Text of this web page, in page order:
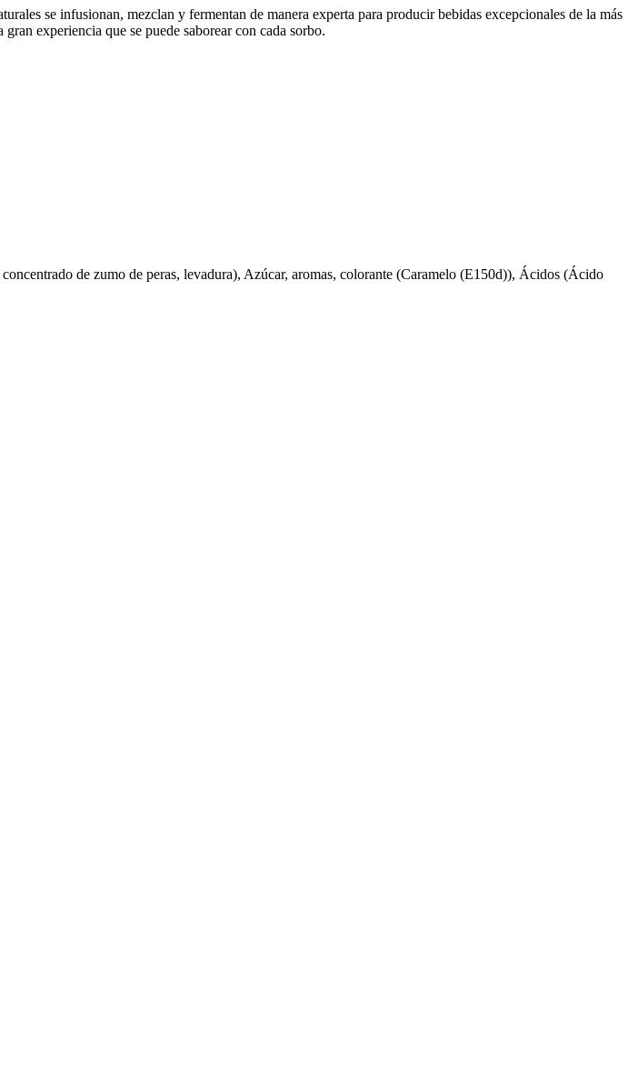
se infusionan, mezclan y fermentan de manera experta para producir bebidas excepcionales de la más
experiencia que se puede saborear con cada sorbo.
de zumo de peras, levadura), Azúcar, aromas, colorante (Caramelo (E150d)), Ácidos (Ácido